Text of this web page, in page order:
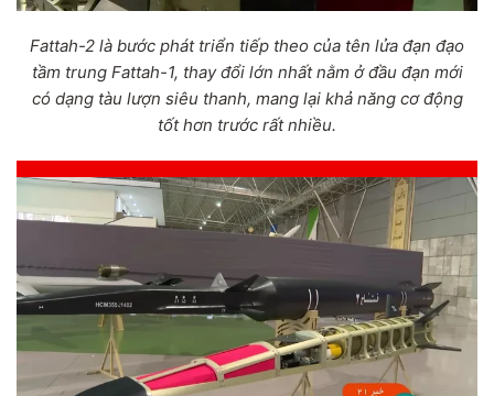
Fattah-2 là bước phát triển tiếp theo của tên lửa đạn đạo
tầm trung Fattah-1, thay đổi lớn nhất nằm ở đầu đạn mới
có dạng tàu lượn siêu thanh, mang lại khả năng cơ động
tốt hơn trước rất nhiều.